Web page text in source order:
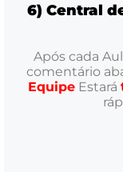
6) Central
Após cada
comentário
EquipeEstará